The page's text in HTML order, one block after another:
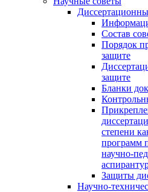
Состав
Порядок
защите
защите
Бланки
степени
программ
научно-
Защиты
Научно-